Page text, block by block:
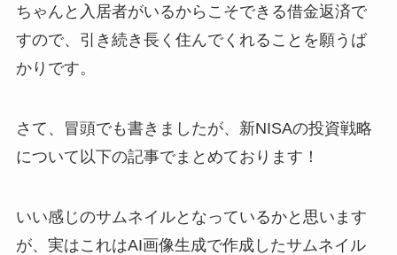
ちゃんと入居者がいるからこそできる借金返済で
すので、引き続き長く住んでくれることを願うば
かりです。
さて、冒頭でも書きましたが、新NISAの投資戦略
について以下の記事でまとめております！
いい感じのサムネイルとなっているかと思います
が、実はこれはAI画像生成で作成したサムネイル